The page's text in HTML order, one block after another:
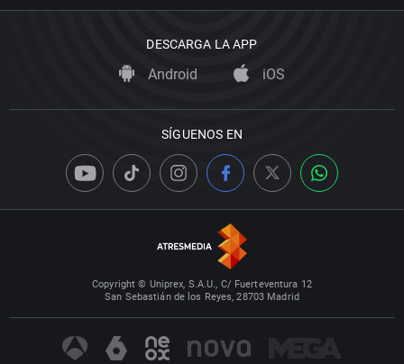
DESCARGA LA APP
Android iOS
SÍGUENOS EN
Copyright © Uniprex, S.A.U., C/ Fuerteventura 12
San Sebastián de los Reyes, 28703 Madrid